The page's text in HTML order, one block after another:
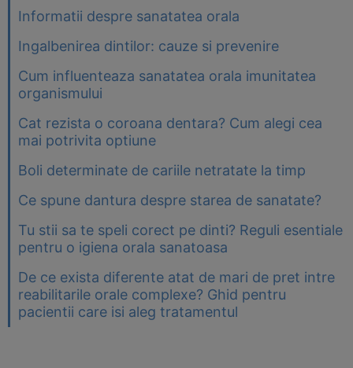
Informatii despre sanatatea orala
Ingalbenirea dintilor: cauze si prevenire
Cum influenteaza sanatatea orala imunitatea
organismului
Cat rezista o coroana dentara? Cum alegi cea
mai potrivita optiune
Boli determinate de cariile netratate la timp
Ce spune dantura despre starea de sanatate?
Tu stii sa te speli corect pe dinti? Reguli esentiale
pentru o igiena orala sanatoasa
De ce exista diferente atat de mari de pret intre
reabilitarile orale complexe? Ghid pentru
pacientii care isi aleg tratamentul